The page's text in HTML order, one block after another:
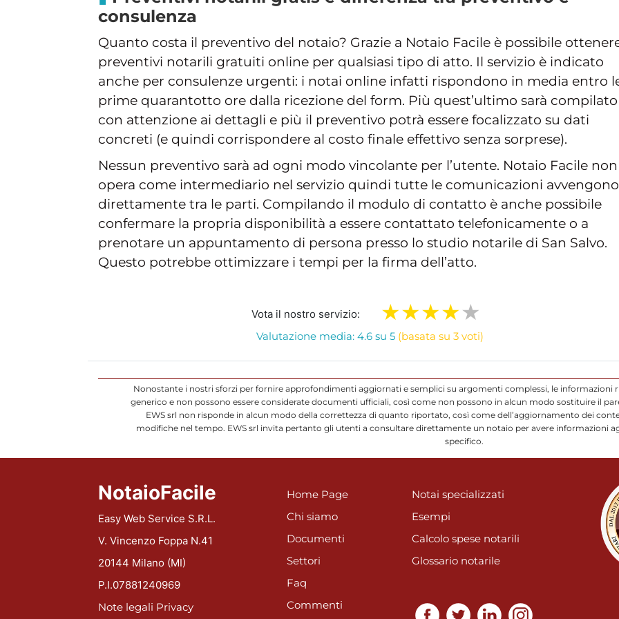
consulenza
Quanto costa il preventivo del notaio? Grazie a Notaio Facile è possibile
preventivi notarili gratuiti online per qualsiasi tipo di atto. Il servizio è indicato
anche per consulenze urgenti: i notai online infatti rispondono in media entro
prime quarantotto ore dalla ricezione del form. Più quest’ultimo sarà compilato
con attenzione ai dettagli e più il preventivo potrà essere focalizzato su dati
concreti (e quindi corrispondere al costo finale effettivo senza sorprese).
Nessun preventivo sarà ad ogni modo vincolante per l’utente. Notaio Facile non
opera come intermediario nel servizio quindi tutte le comunicazioni avvengono
direttamente tra le parti. Compilando il modulo di contatto è anche possibile
confermare la propria disponibilità a essere contattato telefonicamente o a
prenotare un appuntamento di persona presso lo studio notarile di San Salvo.
Questo potrebbe ottimizzare i tempi per la firma dell’atto.
Vota il nostro servizio:
Valutazione media: 4.6 su 5 (basata su 3 voti)
Nonostante i nostri sforzi per fornire approfondimenti aggiornati e semplici su argomenti complessi, le informazioni
generico e non possono essere considerate documenti ufficiali, così come non possono in alcun modo sostituire il
EWS srl non risponde in alcun modo della correttezza di quanto riportato, così come dell’aggiornamento dei
modifiche nel tempo. EWS srl invita pertanto gli utenti a consultare direttamente un notaio per avere informazioni
specifico.
NotaioFacile
Easy Web Service S.R.L.
V. Vincenzo Foppa N.41
20144 Milano (MI)
P.I.07881240969
Note legali Privacy
Home Page
Chi siamo
Documenti
Settori
Faq
Commenti
Notai specializzati
Esempi
Calcolo spese notarili
Glossario notarile